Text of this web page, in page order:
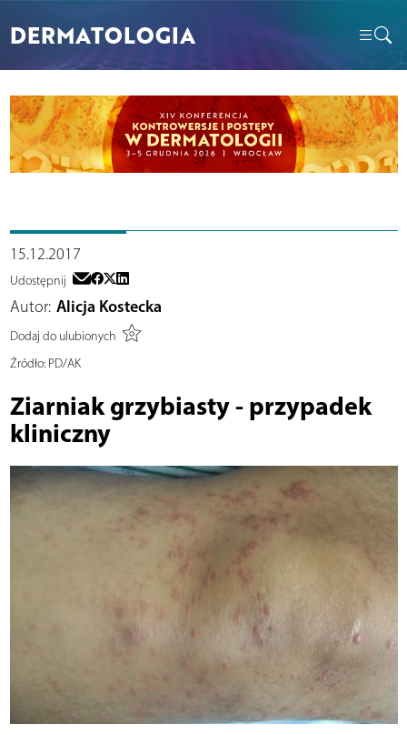
DERMATOLOGIA
15.12.2017
Udostępnij
Autor: Alicja Kostecka
Dodaj do ulubionych
Źródło:PD/AK
Ziarniak grzybiasty - przypadek
kliniczny